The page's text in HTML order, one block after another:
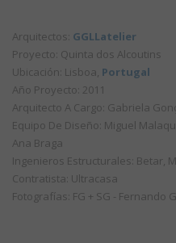
Arquitectos: GGLLatelier
Proyecto: Quinta dos Alcoutins
Ubicación: Lisboa, Portugal
Año Proyecto: 2011
Arquitecto A Cargo: Gabriela
Equipo De Diseño: Miguel
Ana Braga
Ingenieros Estructurales: Betar,
Contratista: Ultracasa
Fotografías: FG + SG - Fernando